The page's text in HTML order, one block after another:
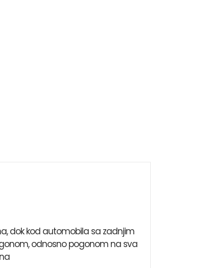
dok kod automobila sa zadnjim
odnosno pogonom na sva